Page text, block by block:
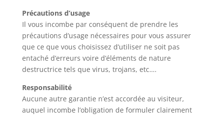
Précautions d’usage
Il vous incombe par conséquent de prendre les
précautions d’usage nécessaires pour vous assurer
que ce que vous choisissez d’utiliser ne soit pas
entaché d’erreurs voire d’éléments de nature
destructrice tels que virus, trojans, etc….
Responsabilité
Aucune autre garantie n’est accordée au visiteur,
auquel incombe l’obligation de formuler clairement